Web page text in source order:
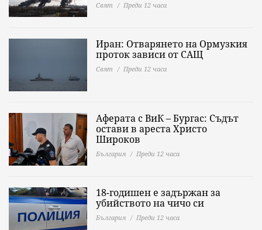
Свят Преди 12 часа
Иран: Отварянето на Ормузкия
проток зависи от САЩ
Свят Преди 12 часа
Аферата с ВиК – Бургас: Съдът
остави в ареста Христо
Широков
България Преди 12 часа
18-годишен е задържан за
убийството на чичо си
България Преди 12 часа